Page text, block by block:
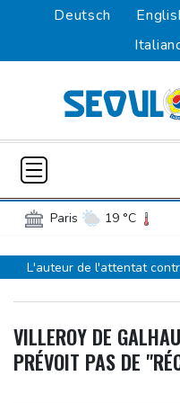
Deutsch
Paris 19 °C
Bordeaux
21 °C
Burkina Faso
30 °C
Mali
16 °C
L'auteur de l'attentat
les "envahisseurs" venant
Euro de natation:
VILLEROY DE
PRÉVOIT PAS DE